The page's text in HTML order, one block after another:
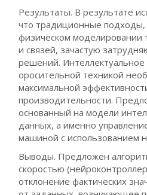
Результаты. В результате
что традиционные подходы,
физическом моделировании
и связей, зачастую
решений. Интеллектуальное
оросительной техникой
максимальной
производительности.
основанный на модели
данных, а именно
машиной с использованием
Выводы. Предложен
скоростью
отклонение фактических